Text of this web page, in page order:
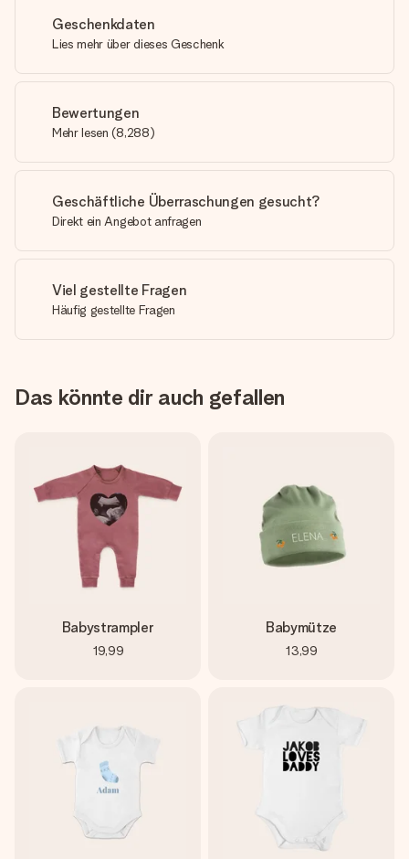
Geschenkdaten
Lies mehr über dieses Geschenk
Bewertungen
Mehr lesen (8,288)
Geschäftliche Überraschungen gesucht?
Direkt ein Angebot anfragen
Viel gestellte Fragen
Häufig gestellte Fragen
Das könnte dir auch gefallen
Babystrampler
19,99
Babymütze
13,99